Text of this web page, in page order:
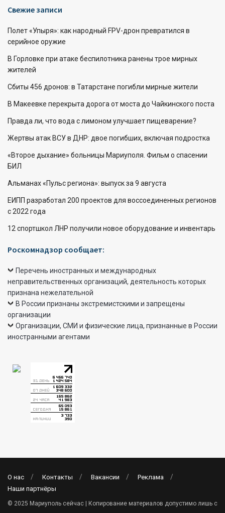
Свежие записи
Полет «Упыря»: как народный FPV-дрон превратился в
серийное оружие
В Горловке при атаке беспилотника ранены трое мирных
жителей
Сбиты 456 дронов: в Татарстане погибли мирные жители
В Макеевке перекрыта дорога от моста до Чайкинского поста
Правда ли, что вода с лимоном улучшает пищеварение?
Жертвы атак ВСУ в ДНР: двое погибших, включая подростка
«Второе дыхание» больницы Мариуполя. Фильм о спасении
БИЛ
Альманах «Пульс региона»: выпуск за 9 августа
ЕИПП разработал 200 проектов для воссоединенных регионов
с 2022 года
12 спортшкол ЛНР получили новое оборудование и инвентарь
Роскомнадзор сообщает:
Перечень иностранных и международных
неправительственных организаций, деятельность которых
признана нежелательной
В России признаны экстремистскими и запрещены
организации
Организации, СМИ и физические лица, признанные в России
иностранными агентами
О нас Контакты Вакансии
Реклама
Наши партнёры
© 2025 Мариуполь сейчас | Копирование материалов допустимо лишь с